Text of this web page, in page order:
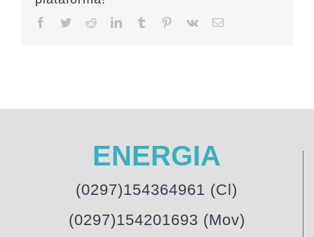
Facebook
TwitterRedditLinkedInTumblr Pinterest
Vk Email
ENERGIA
(0297)154364961 (Cl)
(0297)154201693 (Mov)